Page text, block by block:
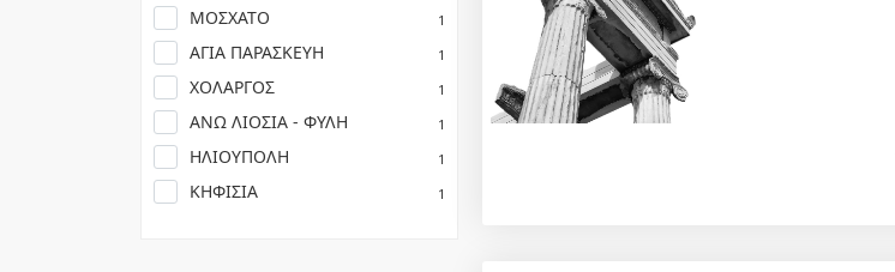
ΜΟΣΧΑΤΟ 1
ΑΓΙΑ ΠΑΡΑΣΚΕΥΗ 1
ΧΟΛΑΡΓΟΣ 1
ΑΝΩ ΛΙΟΣΙΑ - ΦΥΛΗ 1
ΗΛΙΟΥΠΟΛΗ 1
ΚΗΦΙΣΙΑ 1